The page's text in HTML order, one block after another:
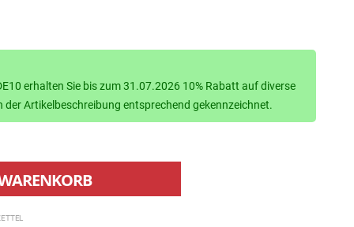
erhalten Sie bis zum 31.07.2026 10% Rabatt auf diverse
der Artikelbeschreibung entsprechend gekennzeichnet.